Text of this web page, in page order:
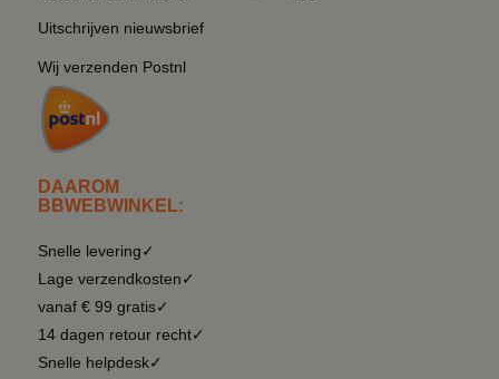
Uitschrijven nieuwsbrief
Wij verzenden Postnl
DAAROM
BBWEBWINKEL:
Snelle levering✓
Lage verzendkosten✓
vanaf € 99 gratis✓
14 dagen retour recht✓
Snelle helpdesk✓